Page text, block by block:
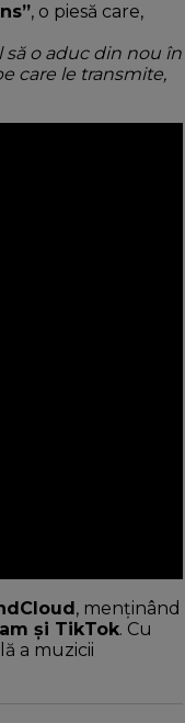
, o piesă care,
să o aduc din nou în
care le transmite,
, menținând
și TikTok. Cu
a muzicii